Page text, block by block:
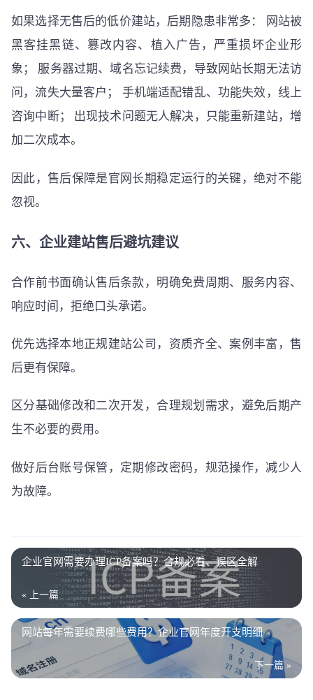
如果选择无售后的低价建站，后期隐患非常多： 网站被
黑客挂黑链、篡改内容、植入广告，严重损坏企业形
象； 服务器过期、域名忘记续费，导致网站长期无法访
问，流失大量客户； 手机端适配错乱、功能失效，线上
咨询中断； 出现技术问题无人解决，只能重新建站，增
加二次成本。
因此，售后保障是官网长期稳定运行的关键，绝对不能
忽视。
六、企业建站售后避坑建议
合作前书面确认售后条款，明确免费周期、服务内容、
响应时间，拒绝口头承诺。
优先选择本地正规建站公司，资质齐全、案例丰富，售
后更有保障。
区分基础修改和二次开发，合理规划需求，避免后期产
生不必要的费用。
做好后台账号保管，定期修改密码，规范操作，减少人
为故障。
企业官网需要办理ICP备案吗？合规必看、误区全解
« 上一篇
网站每年需要续费哪些费用？企业官网年度开支明细
下一篇 »